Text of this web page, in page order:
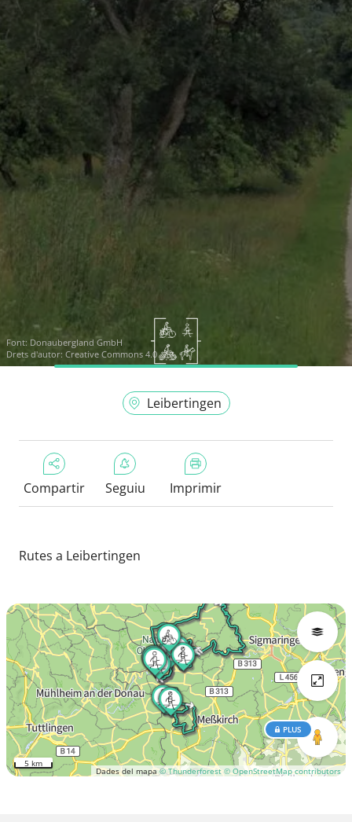
Font: Donaubergland GmbH
Drets d'autor: Creative Commons 4.0
Leibertingen
Compartir Seguiu Imprimir
Rutes a Leibertingen
Dades del mapa© Thunderforest © OpenStreetMap contributors
PLUS
5 km